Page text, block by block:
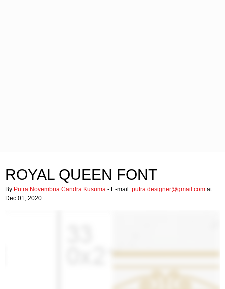
ROYAL QUEEN FONT
By Putra Novembria Candra Kusuma - E-mail: putra.designer@gmail.com at
Dec 01, 2020